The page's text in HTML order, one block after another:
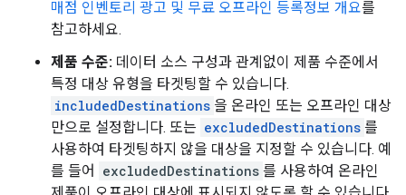
매점 인벤토리 광고 및 무료 오프라인 등록정보 개요를
참고하세요.
제품 수준: 데이터 소스 구성과 관계없이 제품 수준에서
특정 대상 유형을 타겟팅할 수 있습니다.
includedDestinations 을 온라인 또는 오프라인 대상
만으로 설정합니다. 또는 excludedDestinations 를
사용하여 타겟팅하지 않을 대상을 지정할 수 있습니다. 예
를 들어
excludedDestinations 를 사용하여 온라인